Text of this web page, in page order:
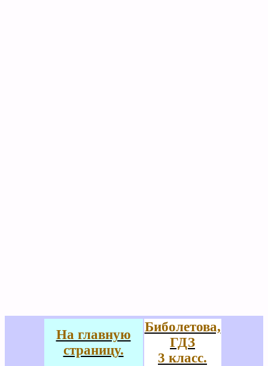
На главную
страницу.
Биболетова,
ГДЗ
3 класс.